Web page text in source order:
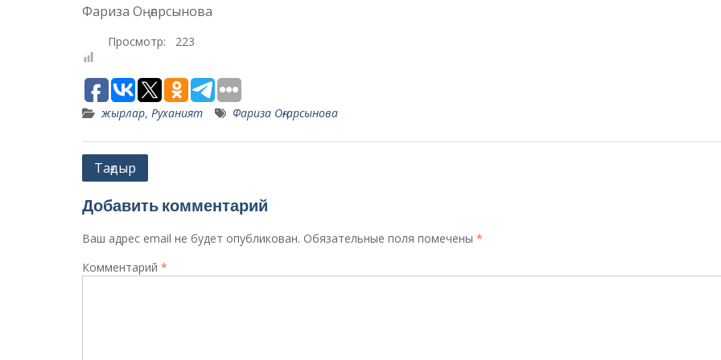
Фариза Оңғарсынова
Просмотр: 223
жырлар, Руханият Фариза Оңғарсынова
Навигация
записям
Тағдыр
Добавить комментарий
Ваш адрес email не будет опубликован. Обязательные поля помечены *
Комментарий *